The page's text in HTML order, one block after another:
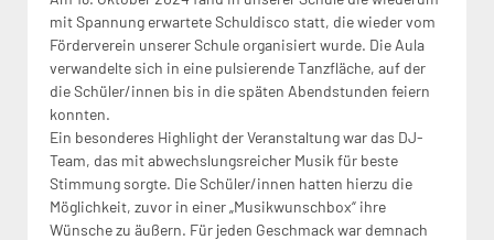
mit Spannung erwartete Schuldisco statt, die wieder vom
Förderverein unserer Schule organisiert wurde. Die Aula
verwandelte sich in eine pulsierende Tanzfläche, auf der
die Schüler/innen bis in die späten Abendstunden feiern
konnten.
Ein besonderes Highlight der Veranstaltung war das DJ-
Team, das mit abwechslungsreicher Musik für beste
Stimmung sorgte. Die Schüler/innen hatten hierzu die
Möglichkeit, zuvor in einer „Musikwunschbox“ ihre
Wünsche zu äußern. Für jeden Geschmack war demnach